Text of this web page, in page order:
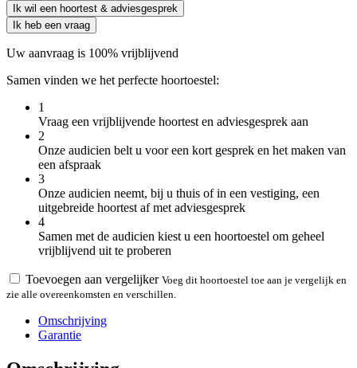
Ik wil een hoortest & adviesgesprek
Ik heb een vraag
Uw aanvraag is 100% vrijblijvend
Samen vinden we het perfecte hoortoestel:
1
Vraag een vrijblijvende hoortest en adviesgesprek aan
2
Onze audicien belt u voor een kort gesprek en het maken van
een afspraak
3
Onze audicien neemt, bij u thuis of in een vestiging, een
uitgebreide hoortest af met adviesgesprek
4
Samen met de audicien kiest u een hoortoestel om geheel
vrijblijvend uit te proberen
Toevoegen aan vergelijker Voeg dit hoortoestel toe aan je vergelijk en
zie alle overeenkomsten en verschillen.
Omschrijving
Garantie